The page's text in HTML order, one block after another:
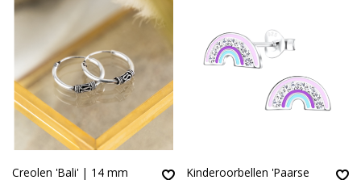
Creolen 'Bali' | 14 mm
Kinderoorbellen 'Paarse